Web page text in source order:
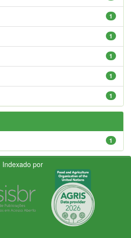
1
1
1
1
1
1
Indexado por